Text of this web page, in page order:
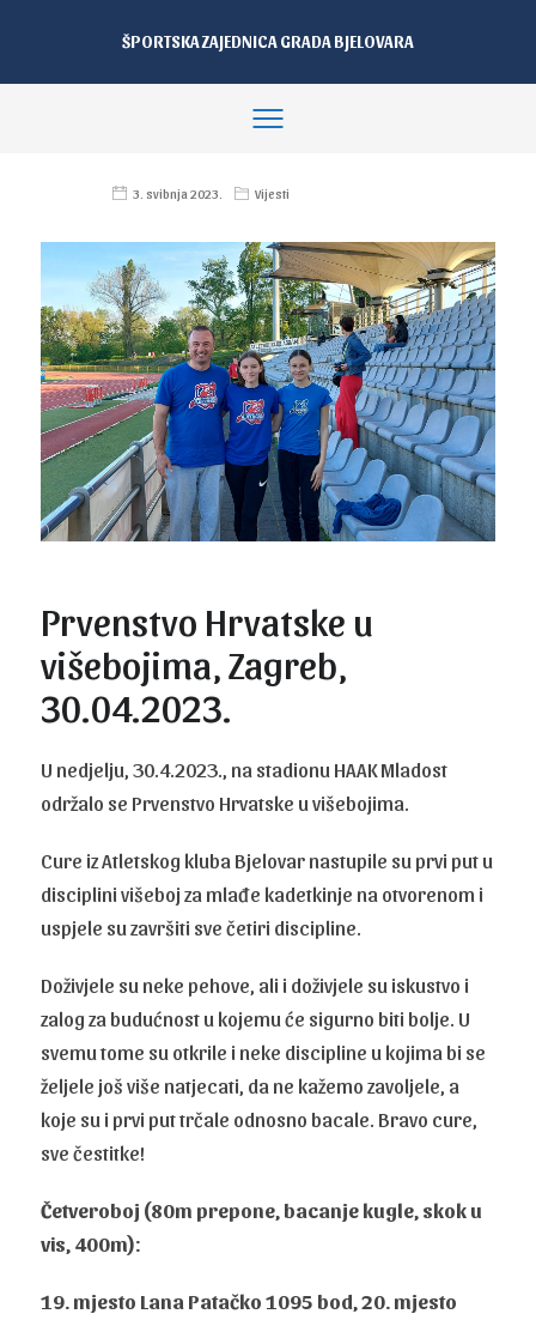
ŠPORTSKA ZAJEDNICA GRADA BJELOVARA
3. svibnja 2023. Vijesti
Prvenstvo Hrvatske u
višebojima, Zagreb,
30.04.2023.
U nedjelju, 30.4.2023., na stadionu HAAK Mladost
održalo se Prvenstvo Hrvatske u višebojima.
Cure iz Atletskog kluba Bjelovar nastupile su prvi put u
disciplini višeboj za mlađe kadetkinje na otvorenom i
uspjele su završiti sve četiri discipline.
Doživjele su neke pehove, ali i doživjele su iskustvo i
zalog za budućnost u kojemu će sigurno biti bolje. U
svemu tome su otkrile i neke discipline u kojima bi se
željele još više natjecati, da ne kažemo zavoljele, a
koje su i prvi put trčale odnosno bacale. Bravo cure,
sve čestitke!
Četveroboj (80m prepone, bacanje kugle, skok u
vis, 400m):
19. mjesto Lana Patačko 1095 bod, 20. mjesto